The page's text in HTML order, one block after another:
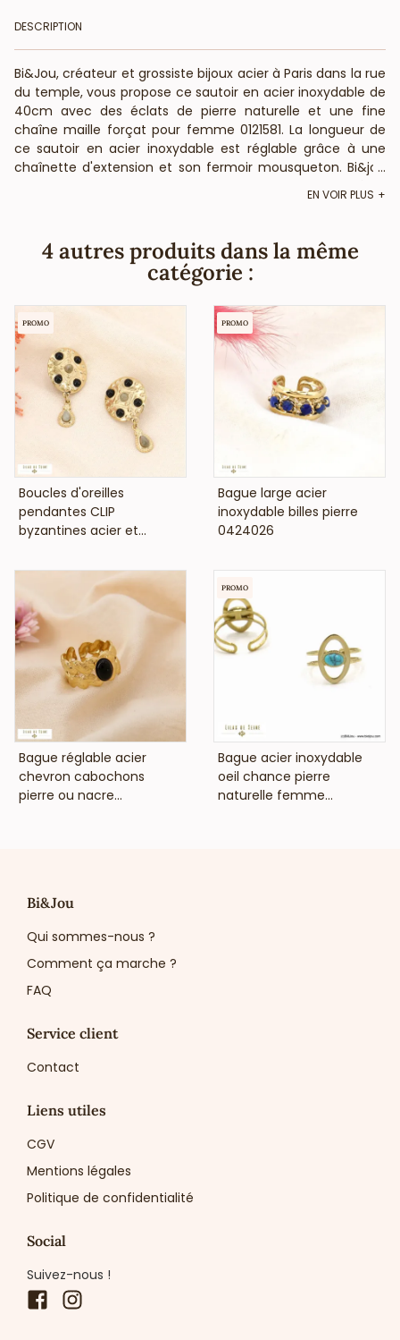
DESCRIPTION
Bi&Jou, créateur et grossiste bijoux acier à Paris dans la rue
du temple, vous propose ce sautoir en acier inoxydable de
40cm avec des éclats de pierre naturelle et une fine
chaîne maille forçat pour femme 0121581. La longueur de
ce sautoir en acier inoxydable est réglable grâce à une
chaînette d'extension et son fermoir mousqueton. Bi&jou
pierre naturelle : La forme, couleur et taille peuvent varier.
mode et de la beauté, vous annonce que ce collier
fantaisie ne contient pas de nickel, plomb ni cadmium et
est anti-allergique (conformément aux lois françaises et
...
EN VOIR PLUS
4 autres produits dans la même
catégorie :
VOIR LE PRIX
Boucles d'oreilles
pendantes CLIP
byzantines acier et...
PROMO
VOIR LE PRIX
Bague large acier
inoxydable billes pierre
0424026
PROMO
VOIR LE PRIX
Bague réglable acier
chevron cabochons
pierre ou nacre...
VOIR LE PRIX
Bague acier inoxydable
oeil chance pierre
naturelle femme...
PROMO
Bi&Jou
Qui sommes-nous ?
Comment ça marche ?
FAQ
Service client
Contact
Liens utiles
CGV
Mentions légales
Politique de confidentialité
Social
Suivez-nous !
Facebook